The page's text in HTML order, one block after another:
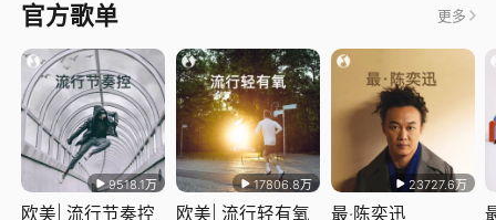
官方歌单 更多
9518.1万
欧美| 流行节奏控
17806.8万
欧美| 流行轻有氧
23727.6万
最·陈奕迅